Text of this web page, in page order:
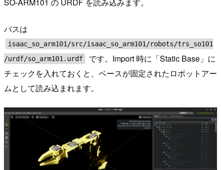
SO-ARM101 の URDF を読み込みます。
パスは
isaac_so_arm101/src/isaac_so_arm101/robots/trs_so101
/urdf/so_arm101.urdf
です。Import 時に「Static Base」に
チェックを入れておくと、ベースが固定されたロボットアー
ムとして読み込まれます。